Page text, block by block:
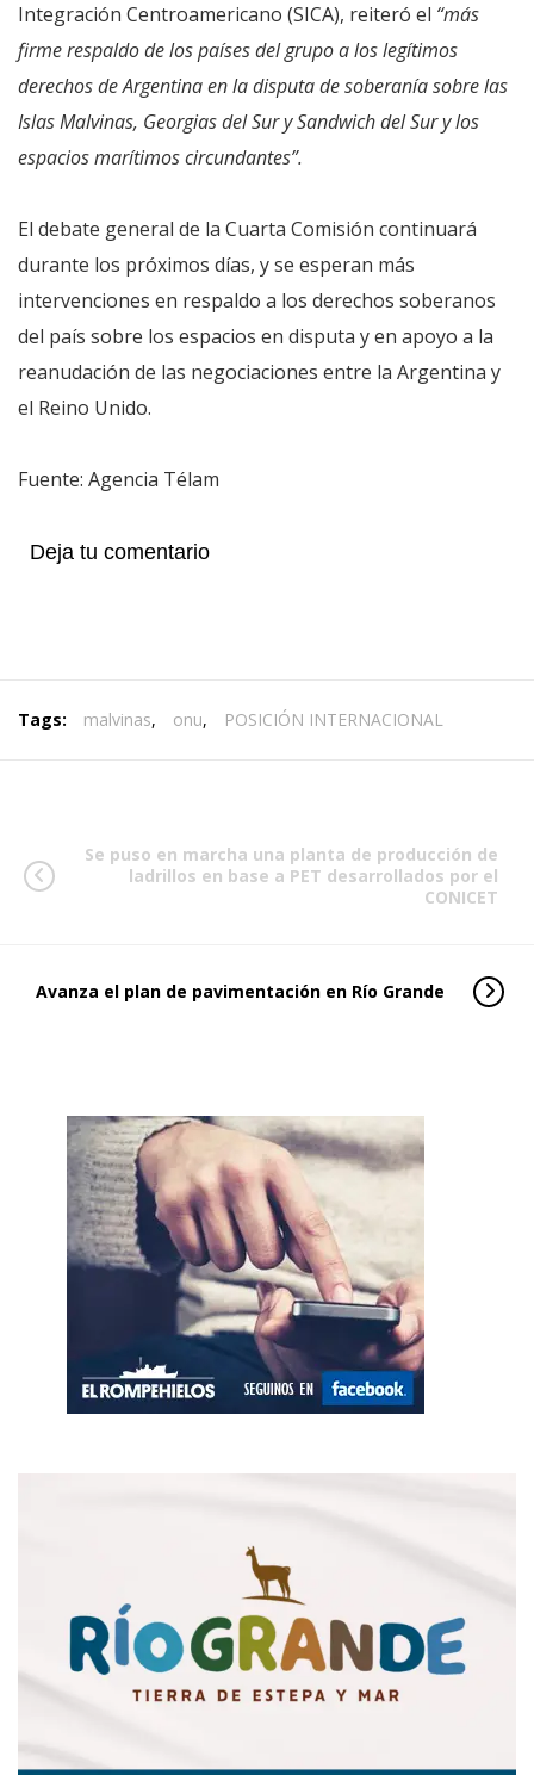
Integración Centroamericano (SICA), reiteró el “más
firme respaldo de los países del grupo a los legítimos
derechos de Argentina en la disputa de soberanía sobre las
Islas Malvinas, Georgias del Sur y Sandwich del Sur y los
espacios marítimos circundantes”.
El debate general de la Cuarta Comisión continuará
durante los próximos días, y se esperan más
intervenciones en respaldo a los derechos soberanos
del país sobre los espacios en disputa y en apoyo a la
reanudación de las negociaciones entre la Argentina y
el Reino Unido.
Fuente: Agencia Télam
Deja tu comentario
Tags: malvinas, onu, POSICIÓN INTERNACIONAL
Se puso en marcha una planta de producción de
ladrillos en base a PET desarrollados por el
CONICET
Avanza el plan de pavimentación en Río Grande